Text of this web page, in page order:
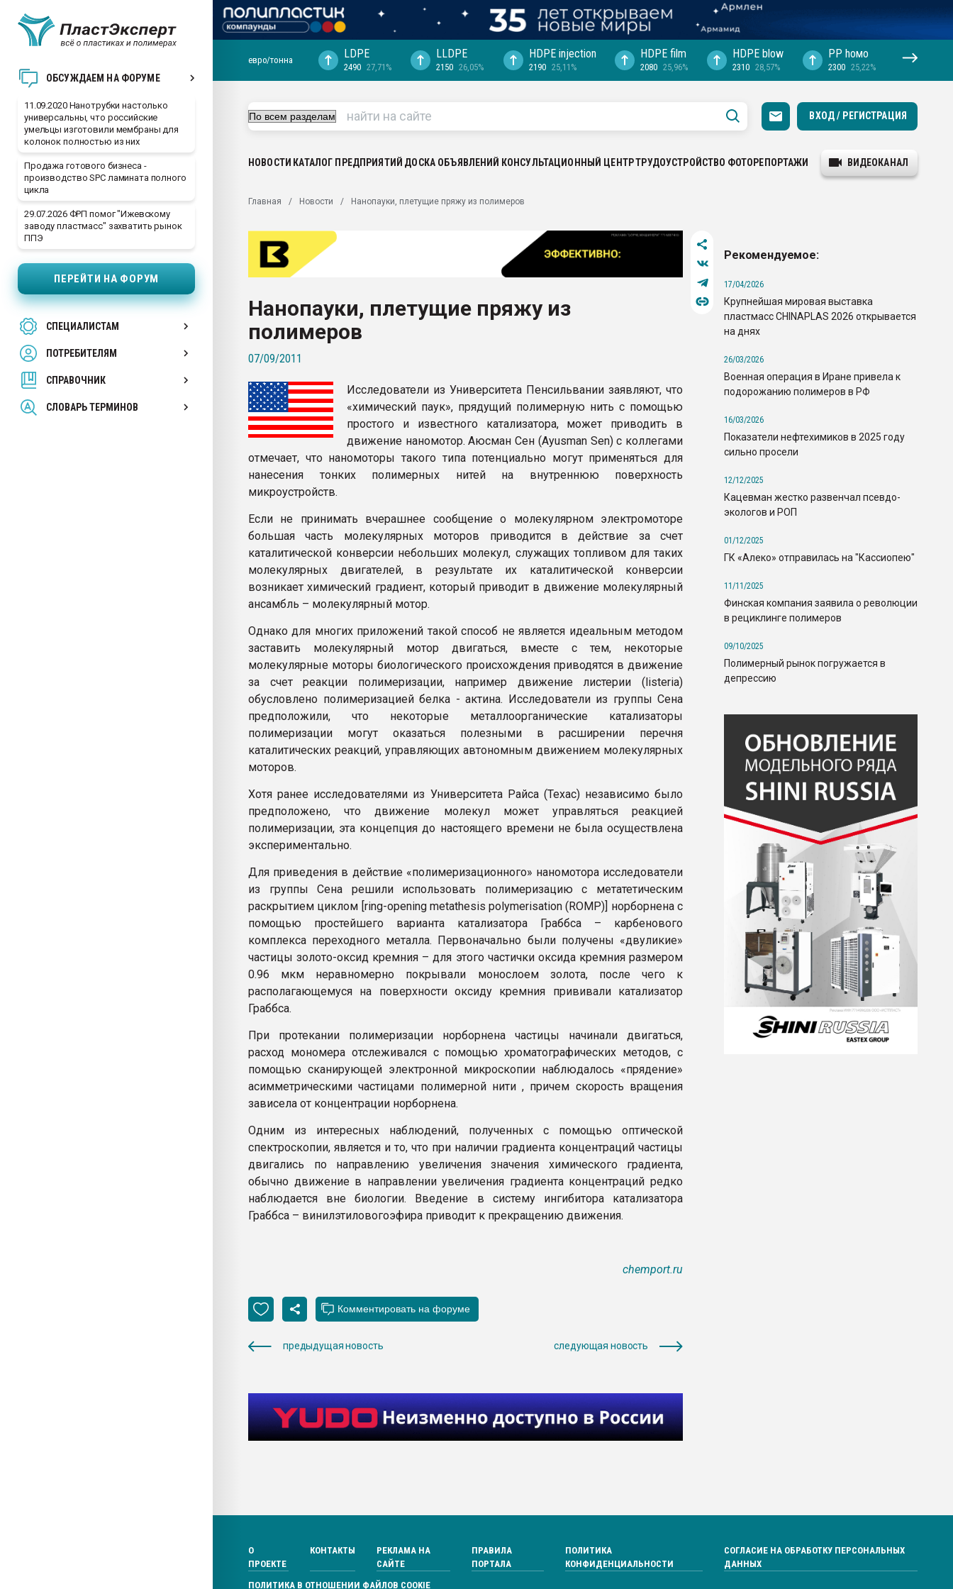
ОБСУЖДАЕМ НА ФОРУМЕ
11.09.2020 Нанотрубки настолько
универсальны, что российские
умельцы изготовили мембраны для
колонок полностью из них
Продажа готового бизнеса -
производство SPC ламината полного
цикла
29.07.2026 ФРП помог "Ижевскому
заводу пластмасс" захватить рынок
ППЭ
ПЕРЕЙТИ НА ФОРУМ
СПЕЦИАЛИСТАМ
ПОТРЕБИТЕЛЯМ
СПРАВОЧНИК
СЛОВАРЬ ТЕРМИНОВ
28.07.2026 Автоматизация выходит на
Материал поверхности пуансона для
вакуумного формования
Armaloy PC/ABS-1IM черный цвет
26.07.2022 "Сибирский титан" стал
намного дороже
ПЕРЕЙТИ НА ФОРУМ
евро/тонна LDPE
2490 27,71%
LLDPE
2150 26,05%
HDPE injection
2190 25,11%
HDPE film
2080 25,96%
HDPE blow
2310 28,57%
PP hомо
2300 25,22%
ВХОД / РЕГИСТРАЦИЯ
НОВОСТИ КАТАЛОГ ПРЕДПРИЯТИЙ ДОСКА ОБЪЯВЛЕНИЙ КОНСУЛЬТАЦИОННЫЙ ЦЕНТРТРУДОУСТРОЙСТВО ФОТОРЕПОРТАЖИ ВИДЕОКАНАЛ
Главная Новости Нанопауки, плетущие пряжу из полимеров
Нанопауки, плетущие пряжу из
полимеров
07/09/2011
Исследователи из Университета Пенсильвании заявляют, что
«химический паук», прядущий полимерную нить с помощью
простого и известного катализатора, может приводить в
движение наномотор. Аюсман Сен (Ayusman Sen) с коллегами
отмечает, что наномоторы такого типа потенциально могут применяться для
нанесения тонких полимерных нитей на внутреннюю поверхность
микроустройств.
Если не принимать вчерашнее сообщение о молекулярном электромоторе
большая часть молекулярных моторов приводится в действие за счет
каталитической конверсии небольших молекул, служащих топливом для таких
молекулярных двигателей, в результате их каталитической конверсии
возникает химический градиент, который приводит в движение молекулярный
ансамбль – молекулярный мотор.
Однако для многих приложений такой способ не является идеальным методом
заставить молекулярный мотор двигаться, вместе с тем, некоторые
молекулярные моторы биологического происхождения приводятся в движение
за счет реакции полимеризации, например движение листерии (listeria)
обусловлено полимеризацией белка - актина. Исследователи из группы Сена
предположили, что некоторые металлоорганические катализаторы
полимеризации могут оказаться полезными в расширении перечня
каталитических реакций, управляющих автономным движением молекулярных
моторов.
Хотя ранее исследователями из Университета Райса (Техас) независимо было
предположено, что движение молекул может управляться реакцией
полимеризации, эта концепция до настоящего времени не была осуществлена
экспериментально.
Для приведения в действие «полимеризационного» наномотора исследователи
из группы Сена решили использовать полимеризацию с метатетическим
раскрытием циклом [ring-opening metathesis polymerisation (ROMP)] норборнена с
помощью простейшего варианта катализатора Граббса – карбенового
комплекса переходного металла. Первоначально были получены «двуликие»
частицы золото-оксид кремния – для этого частички оксида кремния размером
0.96 мкм неравномерно покрывали монослоем золота, после чего к
располагающемуся на поверхности оксиду кремния прививали катализатор
Граббса.
При протекании полимеризации норборнена частицы начинали двигаться,
расход мономера отслеживался с помощью хроматографических методов, с
помощью сканирующей электронной микроскопии наблюдалось «прядение»
асимметрическими частицами полимерной нити , причем скорость вращения
зависела от концентрации норборнена.
Одним из интересных наблюдений, полученных с помощью оптической
спектроскопии, является и то, что при наличии градиента концентраций частицы
двигались по направлению увеличения значения химического градиента,
обычно движение в направлении увеличения градиента концентраций редко
наблюдается вне биологии. Введение в систему ингибитора катализатора
Граббса – винилэтиловогоэфира приводит к прекращению движения.
chemport.ru
предыдущая новость следующая новость
Рекомендуемое:
17/04/2026
Крупнейшая мировая выставка
пластмасс CHINAPLAS 2026 открывается
на днях
26/03/2026
Военная операция в Иране привела к
подорожанию полимеров в РФ
16/03/2026
Показатели нефтехимиков в 2025 году
сильно просели
12/12/2025
Кацевман жестко развенчал псевдо-
экологов и РОП
01/12/2025
ГК «Алеко» отправилась на "Кассиопею"
11/11/2025
Финская компания заявила о революции
в рециклинге полимеров
09/10/2025
Полимерный рынок погружается в
депрессию
О
ПРОЕКТЕ
КОНТАКТЫ
РЕКЛАМА НА
САЙТЕ
ПРАВИЛА
ПОРТАЛА
ПОЛИТИКА
КОНФИДЕНЦИАЛЬНОСТИ
СОГЛАСИЕ НА ОБРАБОТКУ ПЕРСОНАЛЬНЫХ
ДАННЫХ
ПОЛИТИКА В ОТНОШЕНИИ ФАЙЛОВ COOKIE